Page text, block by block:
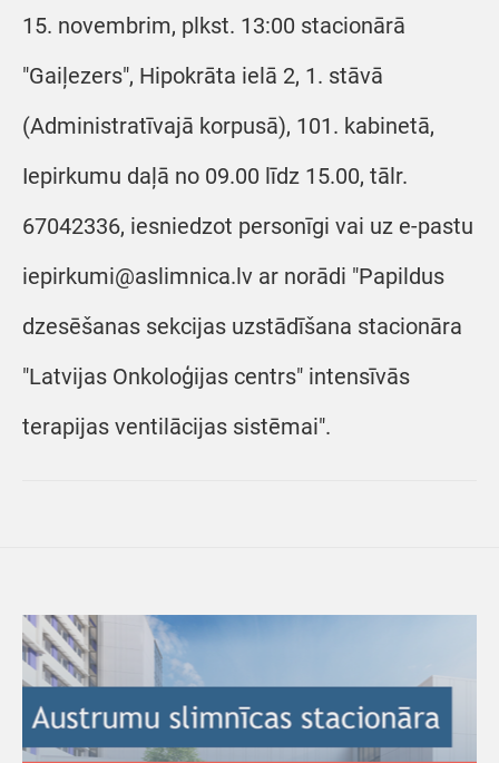
15. novembrim, plkst. 13:00 stacionārā
"Gaiļezers", Hipokrāta ielā 2, 1. stāvā
(Administratīvajā korpusā), 101. kabinetā,
Iepirkumu daļā no 09.00 līdz 15.00, tālr.
67042336, iesniedzot personīgi vai uz e-pastu
iepirkumi@aslimnica.lv ar norādi "Papildus
dzesēšanas sekcijas uzstādīšana stacionāra
"Latvijas Onkoloģijas centrs" intensīvās
terapijas ventilācijas sistēmai".